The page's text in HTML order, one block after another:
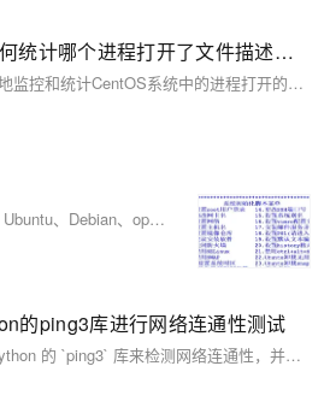
在CentOS系统中，如何统计哪个进程打开了文件描述符？
利用上述方法，你可以有效地监控和统计CentOS系统中的进程打开的文件描述符数量，以帮助排查错误或优化系统配置。通过组合使用各种工具和命令，可以获得对系统状态和行为的深入了解，进而做出相应的调整和
一款支持Rocky、CentOS、Ubuntu、Debian、openEuler等主流Linux发行版的系统初始化Shell脚本，涵盖网络配置、主机名设置、镜像源更换、安全加固等多项功能，适配单/双网卡环境，支持UEFI引导，提供多版本下载与持续更新。
的ping3库进行网络连通性测试
以上步骤展示了如何利用 Python 的 `ping3` 库来检测网络连通性，并且提供了基本错误处理方法以确保程序能够优雅地处理各种意外情形。通过简洁明快、易读易懂、实操性强等特点使得该方法非常适合开发者或系统管理员快速集成至自动化工具链之内进行日常运维任务之需求满足。